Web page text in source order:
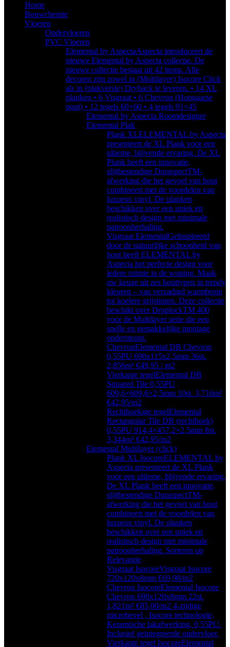
Home
Bouwchemie
Vloeren
Ondervloeren
PVC Vloeren
Elemental by AspectaAspecta introduceert de
nieuwe Elemental by Aspecta collectie. De
nieuwe collectie bestaat uit 42 items. Alle
decoren zijn zowel in (Multilayer) Isocore Click
als in (plakversie) Dryback te leveren. • 14 XL
planken • 6 Visgraat • 6 Chevron (Hongaarse
punt) • 12 tegels 60×60 • 4 tegels 91×45
Elemental by Aspecta Roomdesigner
Elemental Plak
Plank XLELEMENTAL by Aspecta
presenteert de XL Plank voor een
ultieme, blijvende ervaring. De XL
Plank heeft een innovatie,
slijtbestendige DuraspectTM-
afwerking die het gevoel van hout
combineert met de voordelen van
luxueus vinyl. De planken
beschikken over een uniek en
realistisch design met minimale
patroonherhaling.
Visgraat ElementalGeïnspireerd
door de natuurlijke schoonheid van
hout heeft ELEMENTAL by
Aspecta het perfecte design voor
iedere ruimte in de woning. Maak
uw keuze uit zes houttypen in trendy
kleuren – van verzadigd warmbruin
tot koelere grijstinten. Deze collectie
beschikt over DroplockTM 400
voor de Multilayer serie die een
snelle en gemakkelijke montage
ondersteunt.
ChevronElemental DB Chevron
0,55PU 690x115x2,5mm 36st.
2,856m² €49,95 / m2
Vierkante tegelElemental DB
Squared Tile 0,55PU
609,6×609,6×2,5mm 10st. 3,716m²
€42,95/m2
Rechthoekige tegelElemental
Rectangular Tile DB (rechthoek)
0,55PU 914,4×457,2×2,5mm 8st.
3,344m² €42,95/m2
Elemental Multilayer (click)
Plank XL IsocoreELEMENTAL by
Aspecta presenteert de XL Plank
voor een ultieme, blijvende ervaring.
De XL Plank heeft een innovatie,
slijtbestendige DuraspectTM-
afwerking die het gevoel van hout
combineert met de voordelen van
luxueus vinyl. De planken
beschikken over een uniek en
realistisch design met minimale
patroonherhaling. Sorteren op
Relevantie
Visgraat IsocoreVisgraat Isocore
720x120x8mm €69,98/m2
Chevron IsocoreElemental Isocore
Chevron 690x120x8mm 22st.
1,821m² €85,00/m2 4-zijdige
microbevel , Isocore technologie,
Keramische lakafwerking, 0,55PU.
Inclusief geïntegreerde ondervloer.
Vierkante tegel IsocoreElemental